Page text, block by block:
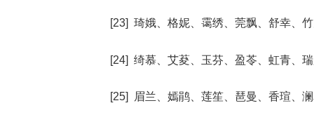
[23] 琦娥、格妮、霭绣、莞飘、舒幸、
[24] 绮慕、艾荾、玉芬、盈苓、虹青、
[25] 眉兰、嫣鹃、莲笙、琶曼、香瑄、